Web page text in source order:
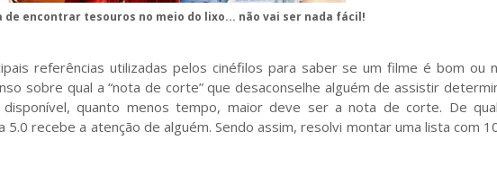
de encontrar tesouros no meio do lixo... não vai ser nada fácil!
referências utilizadas pelos cinéfilos para saber se um filme é bom ou
sobre qual a “nota de corte” que desaconselhe alguém de assistir
quanto menos tempo, maior deve ser a nota de corte. De
recebe a atenção de alguém. Sendo assim, resolvi montar uma lista com